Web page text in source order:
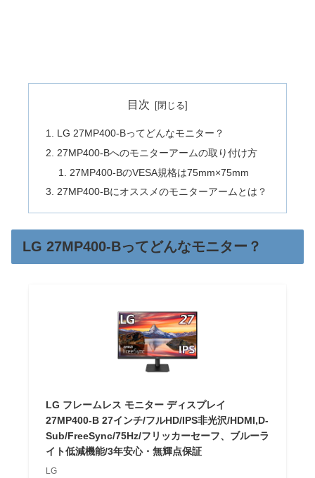
目次
LG 27MP400-Bってどんなモニター？
27MP400-Bへのモニターアームの取り付け方
27MP400-BのVESA規格は75mm×75mm
27MP400-Bにオススメのモニターアームとは？
LG 27MP400-Bってどんなモニター？
LG フレームレス モニター ディスプレイ
27MP400-B 27インチ/フルHD/IPS非光沢/HDMI,D-
Sub/FreeSync/75Hz/フリッカーセーフ、ブルーラ
イト低減機能/3年安心・無輝点保証
LG